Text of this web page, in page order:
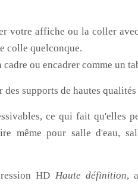
votre affiche ou la coller
colle quelconque.
ou encadrer comme un
supports de hautes qualités
ce qui fait qu'elles
même pour salle d'eau,
HD Haute définition,